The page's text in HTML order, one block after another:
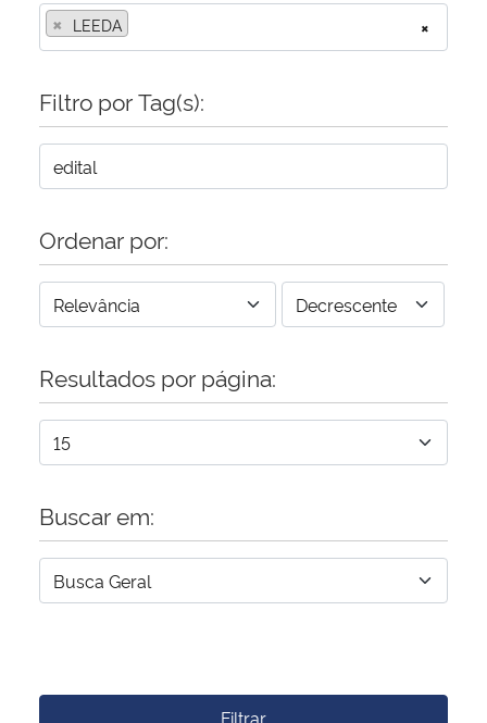
Banco Central do Brasil ×
× LEEDA
Filtro por Tag(s):
Ordenar por:
Resultados por página:
Buscar em:
Filtrar